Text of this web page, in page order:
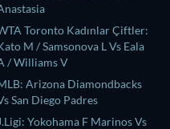
Toronto Kadınlar Çiftler:
M / Samsonova L Vs Eala
/ Williams V
Arizona Diamondbacks
San Diego Padres
Yokohama F Marinos Vs